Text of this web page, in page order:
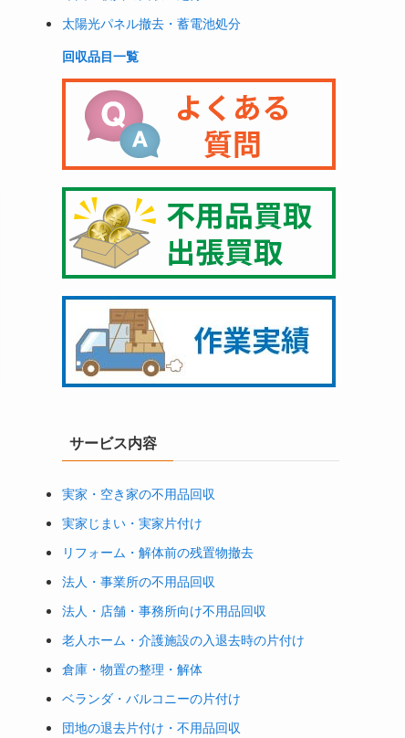
太陽光パネル撤去・蓄電池処分
回収品目一覧
サービス内容
実家・空き家の不用品回収
実家じまい・実家片付け
リフォーム・解体前の残置物撤去
法人・事業所の不用品回収
法人・店舗・事務所向け不用品回収
老人ホーム・介護施設の入退去時の片付け
倉庫・物置の整理・解体
ベランダ・バルコニーの片付け
団地の退去片付け・不用品回収